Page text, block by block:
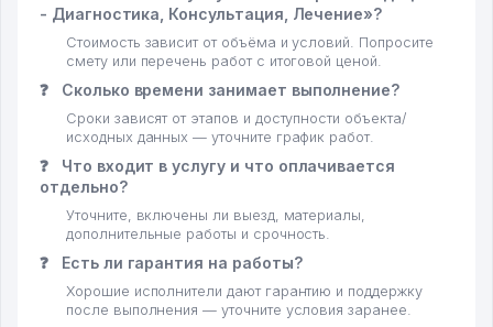
- Диагностика, Консультация, Лечение»?
Стоимость зависит от объёма и условий. Попросите
смету или перечень работ с итоговой ценой.
❓ Сколько времени занимает выполнение?
Сроки зависят от этапов и доступности объекта/
исходных данных — уточните график работ.
❓
Что входит в услугу и что оплачивается
отдельно?
Уточните, включены ли выезд, материалы,
дополнительные работы и срочность.
❓ Есть ли гарантия на работы?
Хорошие исполнители дают гарантию и поддержку
после выполнения — уточните условия заранее.